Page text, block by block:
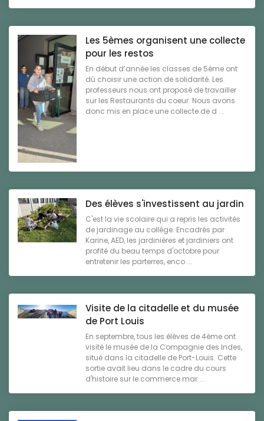
Les 5èmes organisent une collecte
pour les restos
En début d’année les classes de 5ème ont
dû choisir une action de solidarité. Les
professeurs nous ont proposé de travailler
sur les Restaurants du coeur. Nous avons
donc mis en place une collecte de d ...
Des élèves s'investissent au jardin
C'est la vie scolaire qui a repris les activités
de jardinage au collège. Encadrés par
Karine, AED, les jardinières et jardiniers ont
profité du beau temps d'octobre pour
entretenir les parterres, enco ...
Visite de la citadelle et du musée
de Port Louis
En septembre, tous les élèves de 4ème ont
visité le musée de la Compagnie des Indes,
situé dans la citadelle de Port-Louis. Cette
sortie avait lieu dans le cadre du cours
d'histoire sur le commerce mar ...